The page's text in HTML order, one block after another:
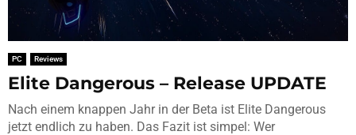
PC Reviews
Elite Dangerous – Release UPDATE
Nach einem knappen Jahr in der Beta ist Elite Dangerous
jetzt endlich zu haben. Das Fazit ist simpel: Wer